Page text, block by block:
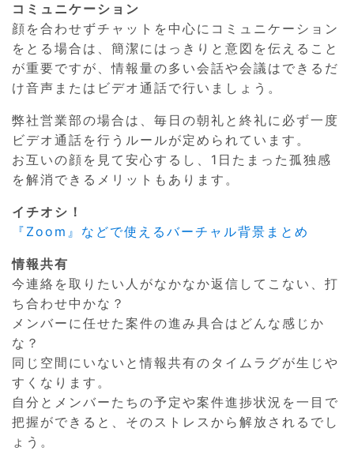
コミュニケーション
顔を合わせずチャットを中心にコミュニケーション
をとる場合は、簡潔にはっきりと意図を伝えること
が重要ですが、情報量の多い会話や会議はできるだ
け音声またはビデオ通話で行いましょう。
弊社営業部の場合は、毎日の朝礼と終礼に必ず一度
ビデオ通話を行うルールが定められています。
お互いの顔を見て安心するし、1日たまった孤独感
を解消できるメリットもあります。
イチオシ！
『Zoom』などで使えるバーチャル背景まとめ
情報共有
今連絡を取りたい人がなかなか返信してこない、打
ち合わせ中かな？
メンバーに任せた案件の進み具合はどんな感じか
な？
同じ空間にいないと情報共有のタイムラグが生じや
すくなります。
自分とメンバーたちの予定や案件進捗状況を一目で
把握ができると、そのストレスから解放されるでし
ょう。